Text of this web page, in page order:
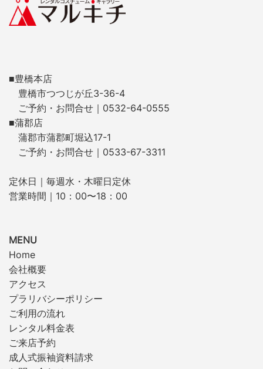
■豊橋本店
豊橋市つつじが丘3-36-4
ご予約・お問合せ｜0532-64-0555
■蒲郡店
蒲郡市蒲郡町堀込17-1
ご予約・お問合せ｜0533-67-3311
定休日｜毎週水・木曜日定休
営業時間｜10：00〜18：00
MENU
Home
会社概要
アクセス
プラリバシーポリシー
ご利用の流れ
レンタル料金表
ご来店予約
成人式振袖資料請求